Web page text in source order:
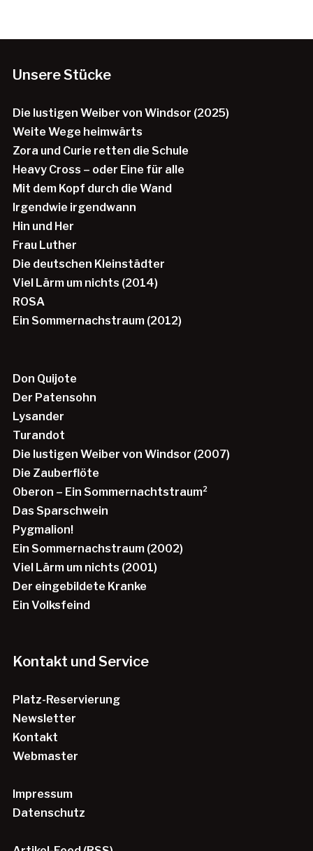
Unsere Stücke
Die lustigen Weiber von Windsor (2025)
Weite Wege heimwärts
Zora und Curie retten die Schule
Heavy Cross – oder Eine für alle
Mit dem Kopf durch die Wand
Irgendwie irgendwann
Hin und Her
Frau Luther
Die deutschen Kleinstädter
Viel Lärm um nichts (2014)
ROSA
Ein Sommernachstraum (2012)
Don Quijote
Der Patensohn
Lysander
Turandot
Die lustigen Weiber von Windsor (2007)
Die Zauberflöte
Oberon – Ein Sommernachtstraum²
Das Sparschwein
Pygmalion!
Ein Sommernachstraum (2002)
Viel Lärm um nichts (2001)
Der eingebildete Kranke
Ein Volksfeind
Kontakt und Service
Platz-Reservierung
Newsletter
Kontakt
Webmaster
Impressum
Datenschutz